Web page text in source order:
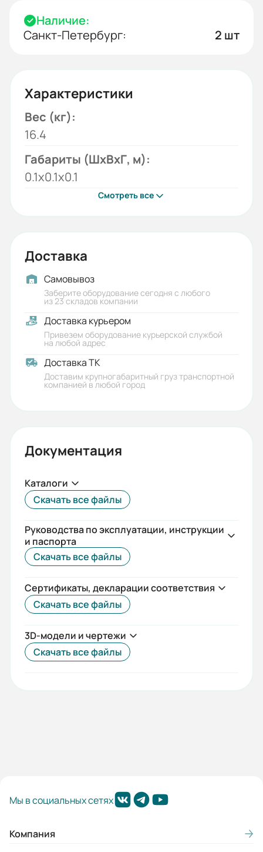
Наличие:
Санкт-Петербург:
2 шт
Характеристики
Вес (кг):
16.4
Габариты (ШхВхГ, м):
0.1x0.1x0.1
Смотреть все
Доставка
Самовывоз
Заберите оборудование сегодня с любого
из 23 складов компании
Доставка курьером
Привезем оборудование курьерской службой
на любой адрес
Доставка ТК
Доставим крупногабаритный груз транспортной
компанией в любой город
Документация
Каталоги
Скачать все файлы
Руководства по эксплуатации, инструкции
и паспорта
Скачать все файлы
Сертификаты, декларации соответствия
Скачать все файлы
3D-модели и чертежи
Скачать все файлы
Мы в социальных сетях
Компания